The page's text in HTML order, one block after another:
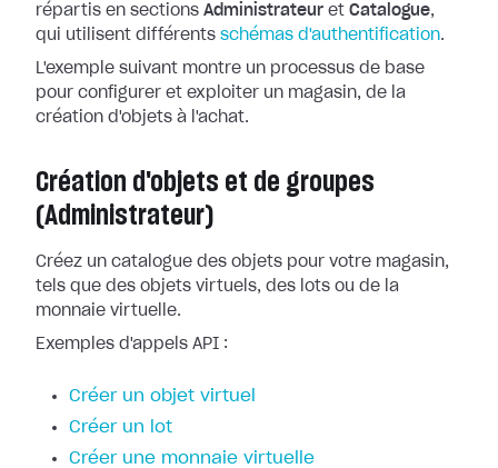
répartis en sections Administrateur et Catalogue,
qui utilisent différents schémas d'authentification.
L'exemple suivant montre un processus de base
pour configurer et exploiter un magasin, de la
création d'objets à l'achat.
Création d'objets et de groupes
(Administrateur)
Créez un catalogue des objets pour votre magasin,
tels que des objets virtuels, des lots ou de la
monnaie virtuelle.
Exemples d'appels API :
Créer un objet virtuel
Créer un lot
Créer une monnaie virtuelle